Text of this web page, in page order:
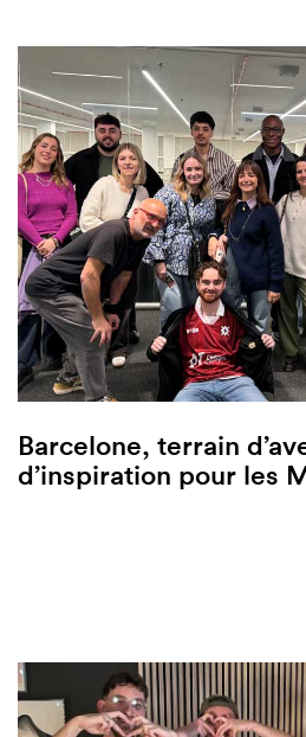
Barcelone, terrain
d’inspiration pour les